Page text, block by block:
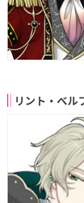
リント・ベル